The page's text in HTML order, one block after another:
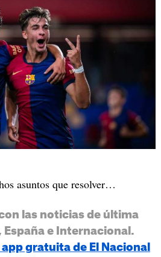
asuntos que resolver…
las noticias de última
España e Internacional.
gratuita de El Nacional